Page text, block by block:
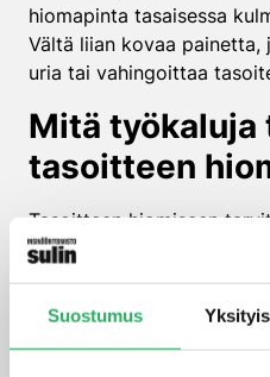
Suostumus
hiomapinta tasaisessa
Vältä liian kovaa
uria tai vahingoittaa
Mitä työkaluja
tasoitteen
Tasoitteen hiomiseen
hiomakiveä, hiomakone
hengityssuojain ja
nopeuttaa työtä
Käsihiomiseen riittää